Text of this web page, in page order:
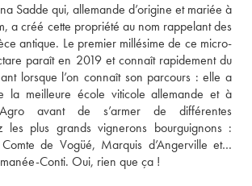
Sadde qui, allemande d’origine et mariée à
a créé cette propriété au nom rappelant des
antique. Le premier millésime de ce micro-
paraît en 2019 et connaît rapidement du
lorsque l’on connaît son parcours : elle a
la meilleure école viticole allemande et à
avant de s’armer de différentes
les plus grands vignerons bourguignons :
de Vogüé, Marquis d’Angerville et…